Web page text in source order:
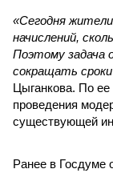
«Сегодня
начислений,
Поэтому задача
сокращать
Цыганкова. По ее
проведения
существующей
Ранее в Госдуме